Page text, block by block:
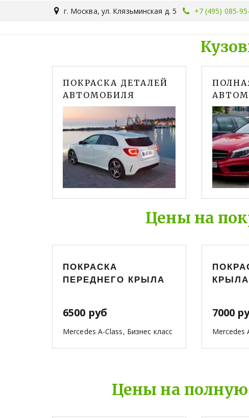
г. Москва, ул. Клязьминская д. 5 +7 (495) 085-
ПОКРАСКА ДЕТАЛЕЙ
АВТОМОБИЛЯ
Цены на
ПОКРАСКА
ПЕРЕДНЕГО КРЫЛА
6500 руб
Mercedes A-Class, Бизнес класс
КРЫЛА
7000
Mercedes
Цены на полную